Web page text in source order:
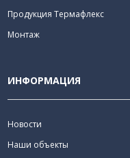
Продукция Термафлекс
Монтаж
ИНФОРМАЦИЯ
Новости
Наши объекты